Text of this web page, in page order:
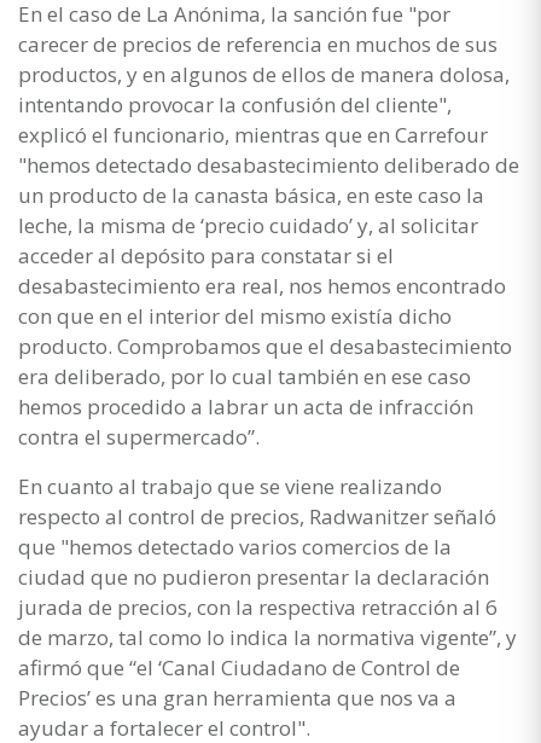
En el caso de La Anónima, la sanción fue "por
carecer de precios de referencia en muchos de sus
productos, y en algunos de ellos de manera dolosa,
intentando provocar la confusión del cliente",
explicó el funcionario, mientras que en Carrefour
"hemos detectado desabastecimiento deliberado de
un producto de la canasta básica, en este caso la
leche, la misma de ‘precio cuidado’ y, al solicitar
acceder al depósito para constatar si el
desabastecimiento era real, nos hemos encontrado
con que en el interior del mismo existía dicho
producto. Comprobamos que el desabastecimiento
era deliberado, por lo cual también en ese caso
hemos procedido a labrar un acta de infracción
contra el supermercado”.
En cuanto al trabajo que se viene realizando
respecto al control de precios, Radwanitzer señaló
que "hemos detectado varios comercios de la
ciudad que no pudieron presentar la declaración
jurada de precios, con la respectiva retracción al 6
de marzo, tal como lo indica la normativa vigente”, y
afirmó que “el ‘Canal Ciudadano de Control de
Precios’ es una gran herramienta que nos va a
ayudar a fortalecer el control".